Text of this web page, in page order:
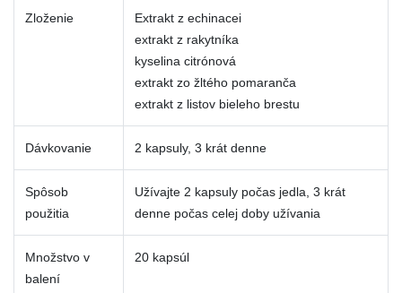
Zloženie
Extrakt z echinacei
extrakt z rakytníka
kyselina citrónová
extrakt zo žltého pomaranča
extrakt z listov bieleho brestu
Dávkovanie 2 kapsuly, 3 krát denne
Spôsob
použitia
Užívajte 2 kapsuly počas jedla, 3 krát
denne počas celej doby užívania
Množstvo v
balení
20 kapsúl